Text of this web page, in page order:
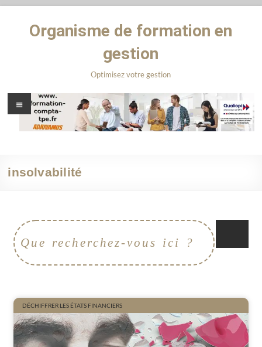
Organisme de formation en
gestion
Optimisez votre gestion
insolvabilité
DÉCHIFFRER LES ÉTATS FINANCIERS